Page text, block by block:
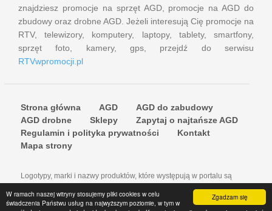
Zgadzam się
W ramach naszej witryny stosujemy pliki cookies w celu
świadczenia Państwu usług na najwyższym poziomie, w tym w
znajdziesz promocje na sprzęt AGD, promocje na AGD do
zbudowy oraz drobne AGD. Jeżeli interesują Cię promocje na
RTV, telewizory, komputery, laptopy, tablety, smartfony,
sprzęt foto, kamery, gps, przejdź do serwisu
RTVwpromocji.pl
Strona główna AGD
AGD do zabudowy
AGD drobne
Sklepy
Zapytaj o najtańsze AGD
Regulamin i polityka prywatności
Kontakt
Mapa strony
Logotypy, marki i nazwy produktów, które występują w portalu są
nich należą właściwe prawa autorskie.
© 2016-2021 AGDwPROMOCJI.pl. Wszystkie prawa zastrzeżone.